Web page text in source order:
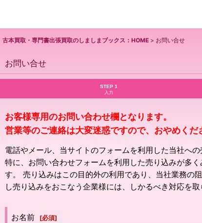
古本買取・専門書出張買取のしましまブックス：HOME > お問い合せ
お問い合せ
STEP 1
入力
お客様専用のお問い合わせ欄となります。
営業等のご連絡は大変迷惑ですので、おやめくだ
電話やメール、当サイトのフォームを利用した当社へ
特に、お問い合わせフォームを利用した売り込みが多
す。 売り込みはこの目的外の利用であり、当社業務の
し売り込みをおこなう企業様には、しかるべき対応を
お名前 [必須]